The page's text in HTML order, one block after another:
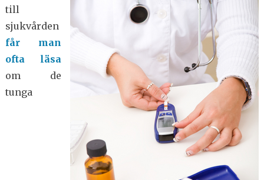
till
sjukvården
får man
ofta läsa
om de
tunga